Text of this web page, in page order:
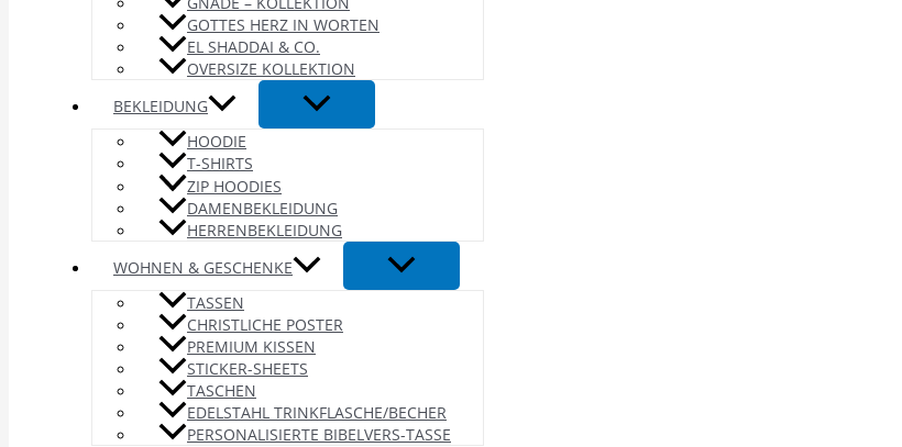
GOTTES HERZ IN WORTEN
EL SHADDAI & CO.
OVERSIZE KOLLEKTION
BEKLEIDUNG
HOODIE
T-SHIRTS
ZIP HOODIES
DAMENBEKLEIDUNG
HERRENBEKLEIDUNG
WOHNEN & GESCHENKE
TASSEN
CHRISTLICHE POSTER
PREMIUM KISSEN
STICKER-SHEETS
TASCHEN
EDELSTAHL TRINKFLASCHE/BECHER
PERSONALISIERTE BIBELVERS-TASSE